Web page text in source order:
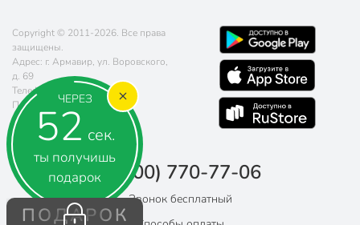
ЧЕРЕЗ
51 сек.
ты получишь
подарок
ПОДАРОК
Copyright © 2011-2026. Все права
защищены.
Адрес: г. Армавир, ул. Воровского,
д. 69
Телефон:
8 (800) 770-77-06
Почта:
sales@poryadok.ru
8 (800) 770-77-06
Звонок бесплатный